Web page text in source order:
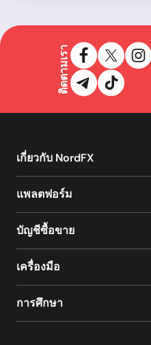
ติดตามเรา
เกี่ยวกับ NordFX
แพลตฟอร์ม
บัญชีซื้อขาย
เครื่องมือ
การศึกษา